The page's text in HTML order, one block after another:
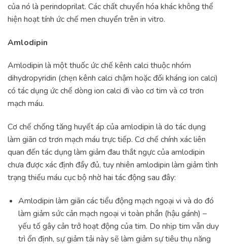
của nó là perindoprilat. Các chất chuyển hóa khác không thể
hiện hoạt tính ức chế men chuyển trên in vitro.
Amlodipin
Amlodipin là một thuốc ức chế kênh calci thuộc nhóm
dihydropyridin (chẹn kênh calci chậm hoặc đối kháng ion calci)
có tác dụng ức chế dòng ion calci đi vào cơ tim và cơ trơn
mạch máu.
Cơ chế chống tăng huyết áp của amlodipin là do tác dụng
làm giãn cơ trơn mạch máu trực tiếp. Cơ chế chính xác liên
quan đến tác dụng làm giảm đau thắt ngực của amlodipin
chưa được xác định đầy đủ, tuy nhiên amlodipin làm giảm tình
trạng thiếu máu cục bộ nhờ hai tác động sau đây:
Amlodipin làm giãn các tiểu động mạch ngoại vi và do đó
làm giảm sức cản mạch ngoại vi toàn phần (hậu gánh) –
yếu tố gây cản trở hoạt động của tim. Do nhịp tim vẫn duy
trì ổn định, sự giảm tải này sẽ làm giảm sự tiêu thụ năng